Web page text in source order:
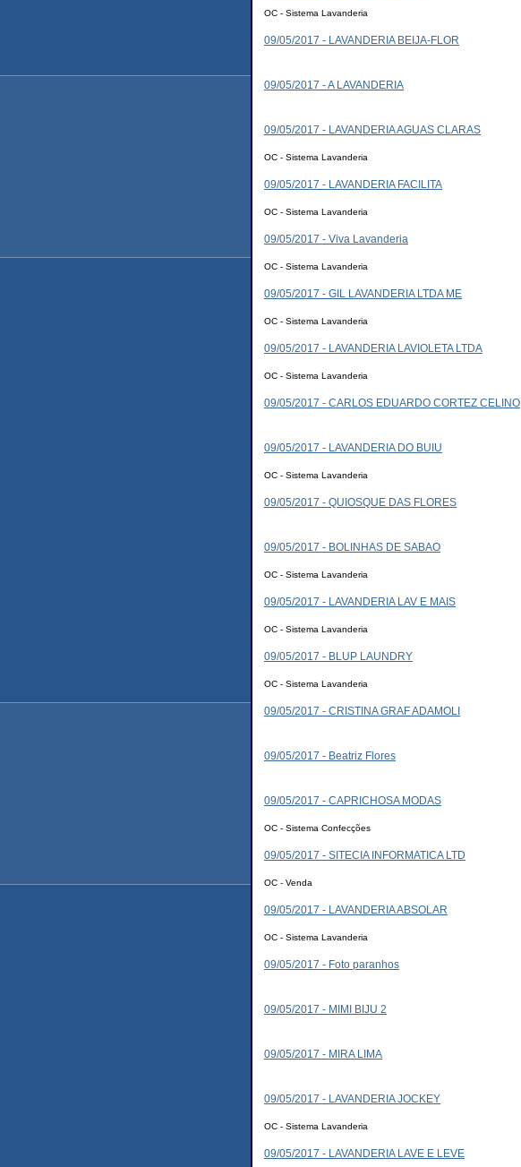
OC - Sistema Lavanderia
09/05/2017 - LAVANDERIA BEIJA-FLOR
09/05/2017 - A LAVANDERIA
09/05/2017 - LAVANDERIA AGUAS CLARAS
OC - Sistema Lavanderia
09/05/2017 - LAVANDERIA FACILITA
OC - Sistema Lavanderia
09/05/2017 - Viva Lavanderia
OC - Sistema Lavanderia
09/05/2017 - GIL LAVANDERIA LTDA ME
OC - Sistema Lavanderia
09/05/2017 - LAVANDERIA LAVIOLETA LTDA
OC - Sistema Lavanderia
09/05/2017 - CARLOS EDUARDO CORTEZ CELINO
09/05/2017 - LAVANDERIA DO BUIU
OC - Sistema Lavanderia
09/05/2017 - QUIOSQUE DAS FLORES
09/05/2017 - BOLINHAS DE SABAO
OC - Sistema Lavanderia
09/05/2017 - LAVANDERIA LAV E MAIS
OC - Sistema Lavanderia
09/05/2017 - BLUP LAUNDRY
OC - Sistema Lavanderia
09/05/2017 - CRISTINA GRAF ADAMOLI
09/05/2017 - Beatriz Flores
09/05/2017 - CAPRICHOSA MODAS
OC - Sistema Confecções
09/05/2017 - SITECIA INFORMATICA LTD
OC - Venda
09/05/2017 - LAVANDERIA ABSOLAR
OC - Sistema Lavanderia
09/05/2017 - Foto paranhos
09/05/2017 - MIMI BIJU 2
09/05/2017 - MIRA LIMA
09/05/2017 - LAVANDERIA JOCKEY
OC - Sistema Lavanderia
09/05/2017 - LAVANDERIA LAVE E LEVE